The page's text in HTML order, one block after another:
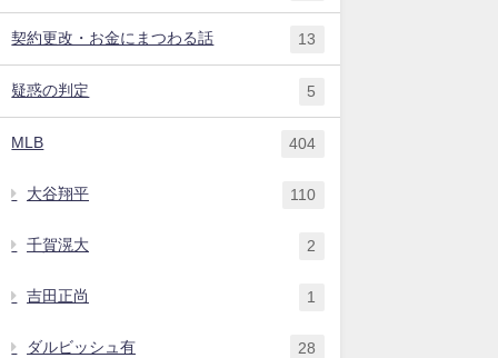
契約更改・お金にまつわる話 13
疑惑の判定 5
MLB 404
大谷翔平 110
千賀滉大 2
吉田正尚 1
ダルビッシュ有 28